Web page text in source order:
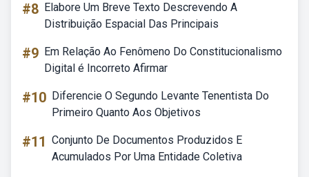
#8 Elabore Um Breve Texto Descrevendo A
Distribuição Espacial Das Principais
#9 Em Relação Ao Fenômeno Do Constitucionalismo
Digital é Incorreto Afirmar
#10 Diferencie O Segundo Levante Tenentista Do
Primeiro Quanto Aos Objetivos
#11 Conjunto De Documentos Produzidos E
Acumulados Por Uma Entidade Coletiva